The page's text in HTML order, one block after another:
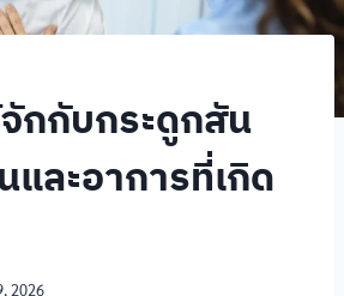
กกับกระดูกสัน
และอาการที่เกิด
2026